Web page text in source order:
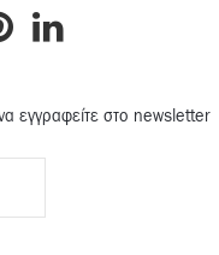
εγγραφείτε στο newsletter